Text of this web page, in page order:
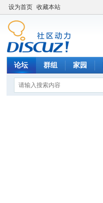
设为首页 收藏本站
论坛 群组 家园